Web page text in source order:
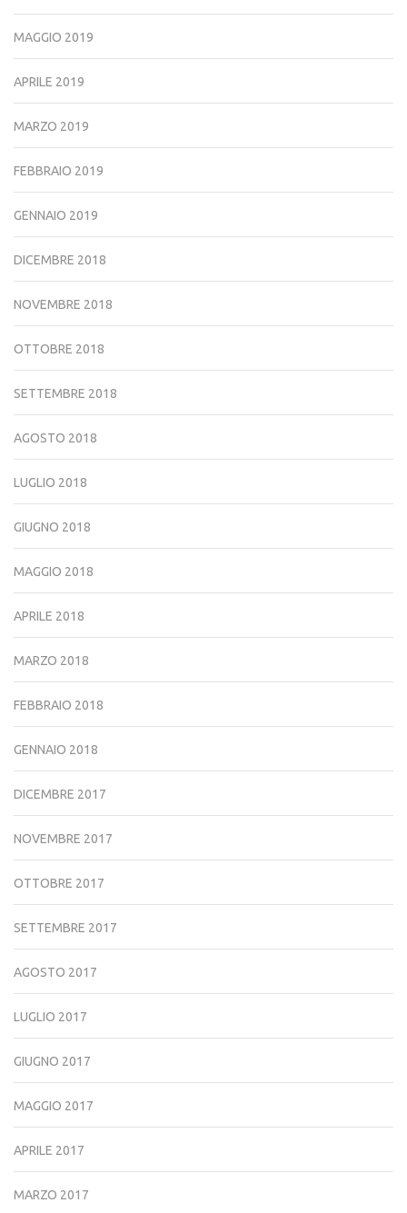
MAGGIO 2019
APRILE 2019
MARZO 2019
FEBBRAIO 2019
GENNAIO 2019
DICEMBRE 2018
NOVEMBRE 2018
OTTOBRE 2018
SETTEMBRE 2018
AGOSTO 2018
LUGLIO 2018
GIUGNO 2018
MAGGIO 2018
APRILE 2018
MARZO 2018
FEBBRAIO 2018
GENNAIO 2018
DICEMBRE 2017
NOVEMBRE 2017
OTTOBRE 2017
SETTEMBRE 2017
AGOSTO 2017
LUGLIO 2017
GIUGNO 2017
MAGGIO 2017
APRILE 2017
MARZO 2017